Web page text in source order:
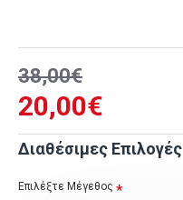
20,00€
38,00€
Διαθέσιμες Επιλογές
Επιλέξτε Μέγεθος